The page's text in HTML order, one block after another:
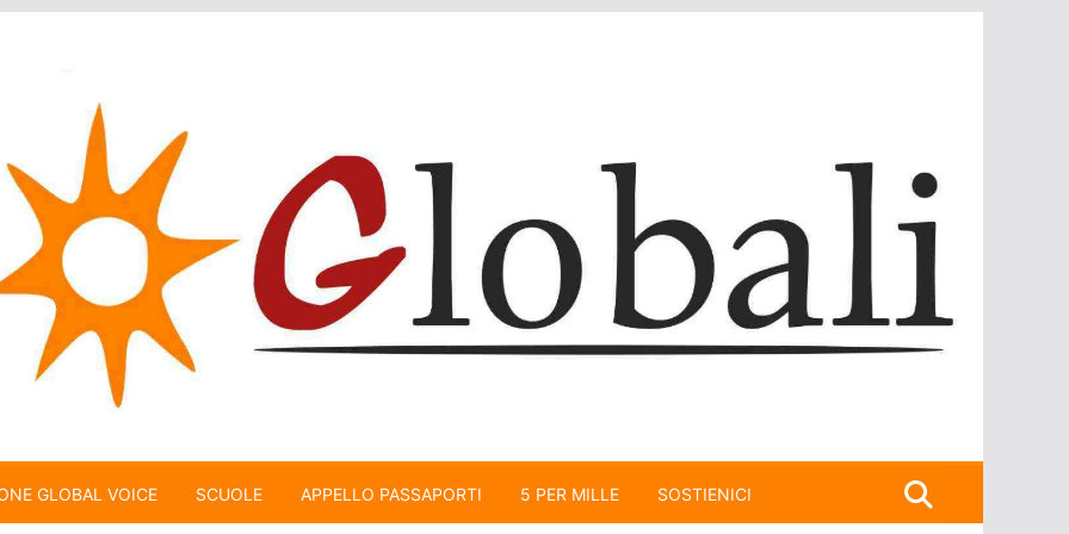
GLOBAL VOICE SCUOLE APPELLO PASSAPORTI 5 PER MILLE SOSTIENICI